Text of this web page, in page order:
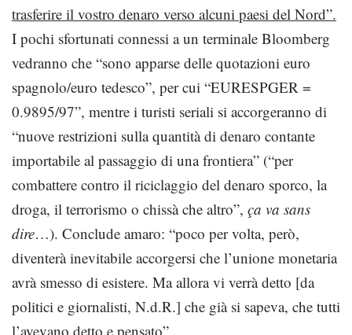
trasferire il vostro denaro verso alcuni paesi del Nord”.
I pochi sfortunati connessi a un terminale Bloomberg
vedranno che “sono apparse delle quotazioni euro
spagnolo/euro tedesco”, per cui “EURESPGER =
0.9895/97”, mentre i turisti seriali si accorgeranno di
“nuove restrizioni sulla quantità di denaro contante
importabile al passaggio di una frontiera” (“per
combattere contro il riciclaggio del denaro sporco, la
droga, il terrorismo o chissà che altro”, ça va sans
dire…). Conclude amaro: “poco per volta, però,
diventerà inevitabile accorgersi che l’unione monetaria
avrà smesso di esistere. Ma allora vi verrà detto [da
politici e giornalisti, N.d.R.] che già si sapeva, che tutti
l’avevano detto e pensato”.